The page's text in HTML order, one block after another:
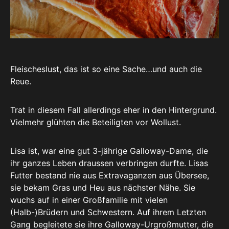
Fleischeslust, das ist so eine Sache…und auch die
Reue.
Trat in diesem Fall allerdings eher in den Hintergrund.
Vielmehr glühten die Beteiligten vor Wollust.
Lisa ist, war eine gut 3-jährige Galloway-Dame, die
ihr ganzes Leben draussen verbringen durfte. Lisas
Futter bestand nie aus Extravaganzen aus Übersee,
sie bekam Gras und Heu aus nächster Nähe. Sie
wuchs auf in einer Großfamilie mit vielen
(Halb-)Brüdern und Schwestern. Auf ihrem Letzten
Gang begleitete sie ihre Galloway-Urgroßmutter, die